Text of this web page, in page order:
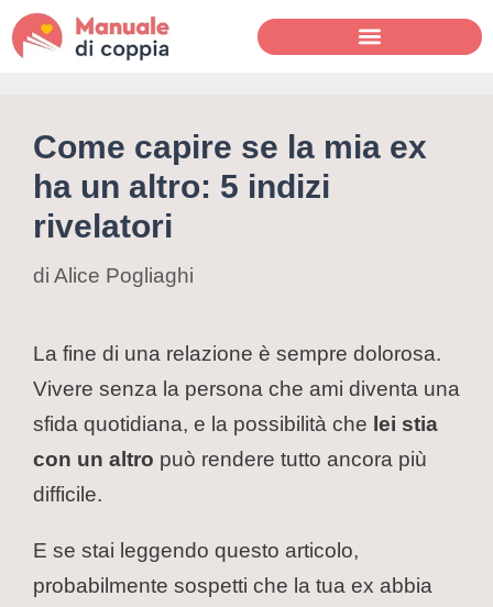
Come capire se la mia ex
ha un altro: 5 indizi
rivelatori
di Alice Pogliaghi
La fine di una relazione è sempre dolorosa.
Vivere senza la persona che ami diventa una
sfida quotidiana, e la possibilità che lei stia
con un altro può rendere tutto ancora più
difficile.
E se stai leggendo questo articolo,
probabilmente sospetti che la tua ex abbia